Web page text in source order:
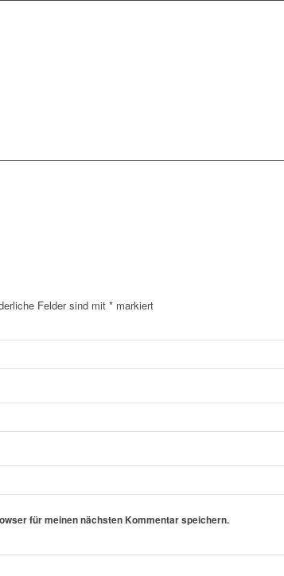
Felder sind mit * markiert
für meinen nächsten Kommentar speichern.